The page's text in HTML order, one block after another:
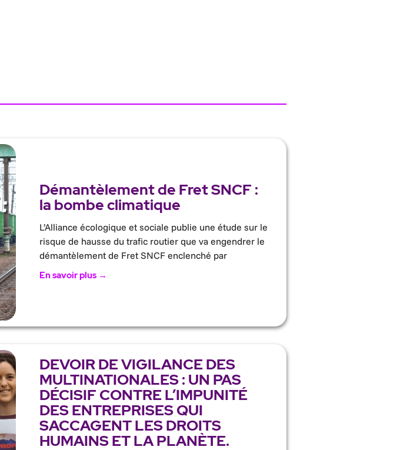
Démantèlement de Fret SNCF :
la bombe climatique
L’Alliance écologique et sociale publie une étude sur le
risque de hausse du trafic routier que va engendrer le
démantèlement de Fret SNCF enclenché par
En savoir plus →
DEVOIR DE VIGILANCE DES
MULTINATIONALES : UN PAS
DÉCISIF CONTRE L’IMPUNITÉ
DES ENTREPRISES QUI
SACCAGENT LES DROITS
HUMAINS ET LA PLANÈTE.